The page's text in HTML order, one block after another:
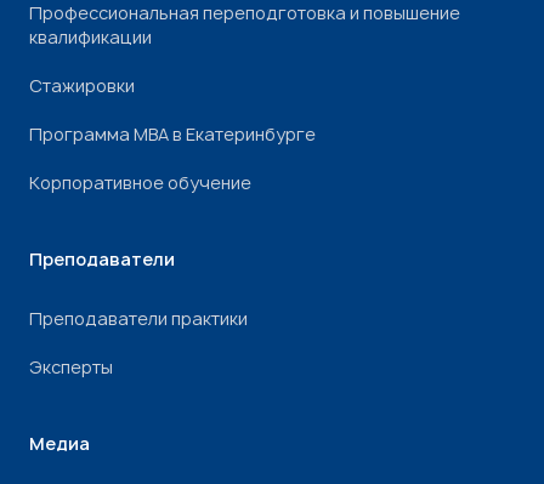
Профессиональная переподготовка и повышение
квалификации
Стажировки
Программа МВА в Екатеринбурге
Корпоративное обучение
Преподаватели
Преподаватели практики
Эксперты
Медиа